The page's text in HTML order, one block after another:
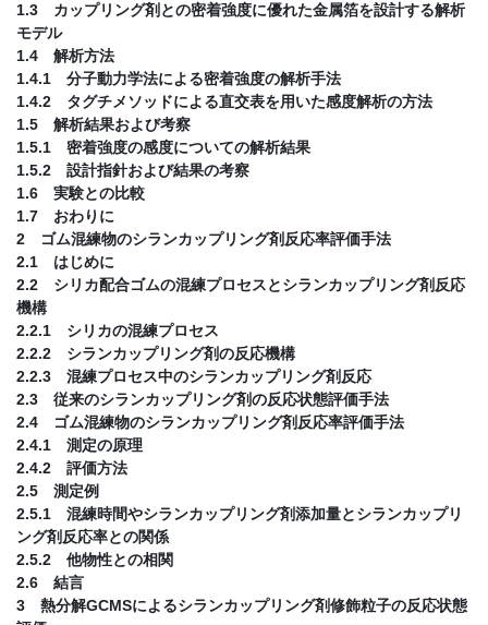
1.3 カップリング剤との密着強度に優れた金属箔を設計する解析
モデル
1.4 解析方法
1.4.1 分子動力学法による密着強度の解析手法
1.4.2 タグチメソッドによる直交表を用いた感度解析の方法
1.5 解析結果および考察
1.5.1 密着強度の感度についての解析結果
1.5.2 設計指針および結果の考察
1.6 実験との比較
1.7 おわりに
2 ゴム混練物のシランカップリング剤反応率評価手法
2.1 はじめに
2.2 シリカ配合ゴムの混練プロセスとシランカップリング剤反応
機構
2.2.1 シリカの混練プロセス
2.2.2 シランカップリング剤の反応機構
2.2.3 混練プロセス中のシランカップリング剤反応
2.3 従来のシランカップリング剤の反応状態評価手法
2.4 ゴム混練物のシランカップリング剤反応率評価手法
2.4.1 測定の原理
2.4.2 評価方法
2.5 測定例
2.5.1 混練時間やシランカップリング剤添加量とシランカップリ
ング剤反応率との関係
2.5.2 他物性との相関
2.6 結言
3 熱分解GCMSによるシランカップリング剤修飾粒子の反応状態